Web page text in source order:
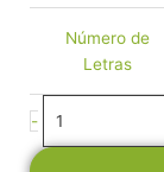
Número de
Letras
-
Cachorrinho
quantidade